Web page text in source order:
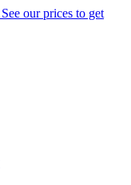
See our prices to get